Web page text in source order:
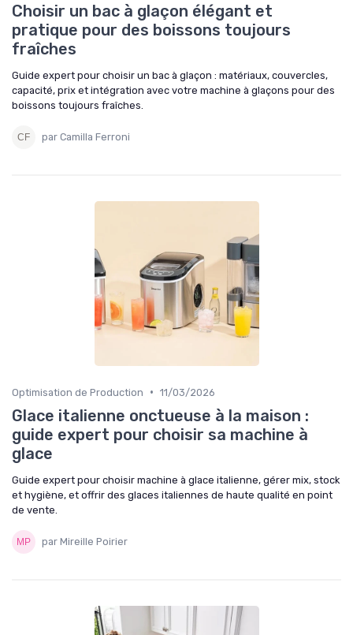
Choisir un bac à glaçon élégant et
pratique pour des boissons toujours
fraîches
Guide expert pour choisir un bac à glaçon : matériaux, couvercles,
capacité, prix et intégration avec votre machine à glaçons pour des
boissons toujours fraîches.
par Camilla Ferroni
Optimisation de Production • 11/03/2026
Glace italienne onctueuse à la maison :
guide expert pour choisir sa machine à
glace
Guide expert pour choisir machine à glace italienne, gérer mix, stock
et hygiène, et offrir des glaces italiennes de haute qualité en point
de vente.
par Mireille Poirier